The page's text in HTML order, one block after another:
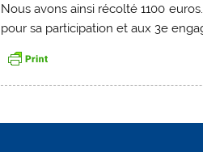
Nous avons ainsi récolté 1100
pour sa participation et aux 3e